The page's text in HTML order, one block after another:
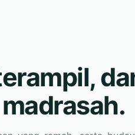
yang ramah, serta budaya